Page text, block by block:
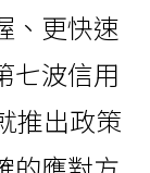
、更快速
七波信用
推出政策